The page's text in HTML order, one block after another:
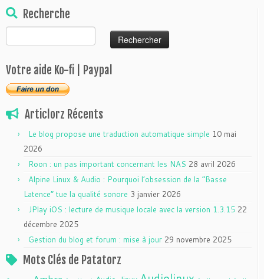
Recherche
Votre aide Ko-fi | Paypal
Articlorz Récents
Le blog propose une traduction automatique simple 10 mai
2026
Roon : un pas important concernant les NAS 28 avril 2026
Alpine Linux & Audio : Pourquoi l’obsession de la “Basse
Latence” tue la qualité sonore 3 janvier 2026
JPlay iOS : lecture de musique locale avec la version 1.3.15 22
décembre 2025
Gestion du blog et forum : mise à jour 29 novembre 2025
Mots Clés de Patatorz